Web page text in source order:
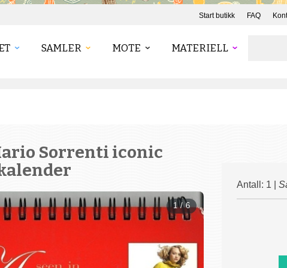
Start butikk FAQ
SAMLER MOTE MATERIELL
Sorrenti iconic
1 / 6
Antall: 1 |